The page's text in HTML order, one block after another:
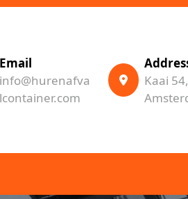
Email
info@hurenafva
lcontainer.com
Kaai 54,